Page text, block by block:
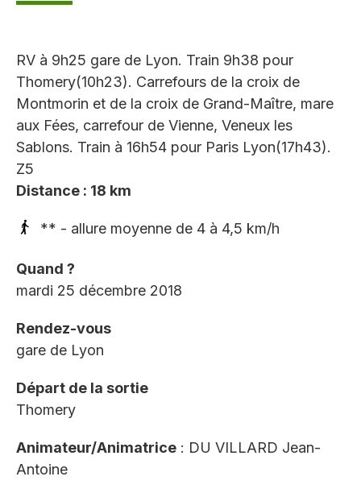
RV à 9h25 gare de Lyon. Train 9h38 pour
Thomery(10h23). Carrefours de la croix de
Montmorin et de la croix de Grand-Maître, mare
aux Fées, carrefour de Vienne, Veneux les
Sablons. Train à 16h54 pour Paris Lyon(17h43).
Z5
Distance : 18 km
** - allure moyenne de 4 à 4,5 km/h
Quand ?
mardi 25 décembre 2018
Rendez-vous
gare de Lyon
Départ de la sortie
Thomery
Animateur/Animatrice : DU VILLARD Jean-
Antoine